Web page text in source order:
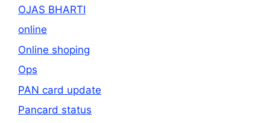
OJAS BHARTI
online
Online shoping
Ops
PAN card update
Pancard status